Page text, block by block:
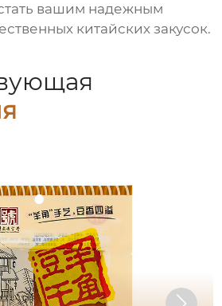
вашим надежным
китайских закусок.